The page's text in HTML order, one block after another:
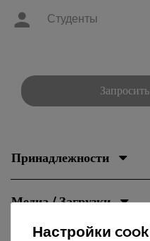
Студенты
Принадлежности
Медиа / Загрузки
Настройки